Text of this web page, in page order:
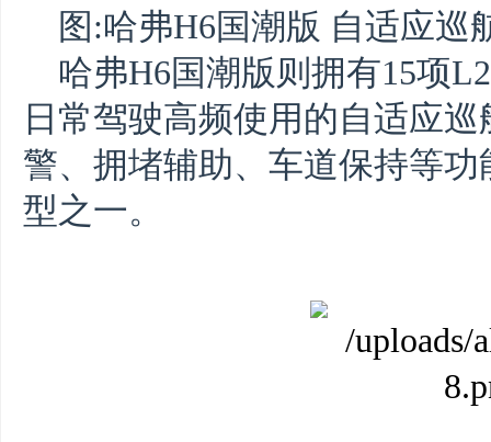
图:哈弗H6国潮版 自适应巡
哈弗H6国潮版则拥有15项
日常驾驶高频使用的自适应
警、拥堵辅助、车道保持等
型之一。